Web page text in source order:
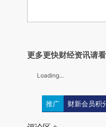
更多更快财经资讯请看
Loading...
推广 财新会员积